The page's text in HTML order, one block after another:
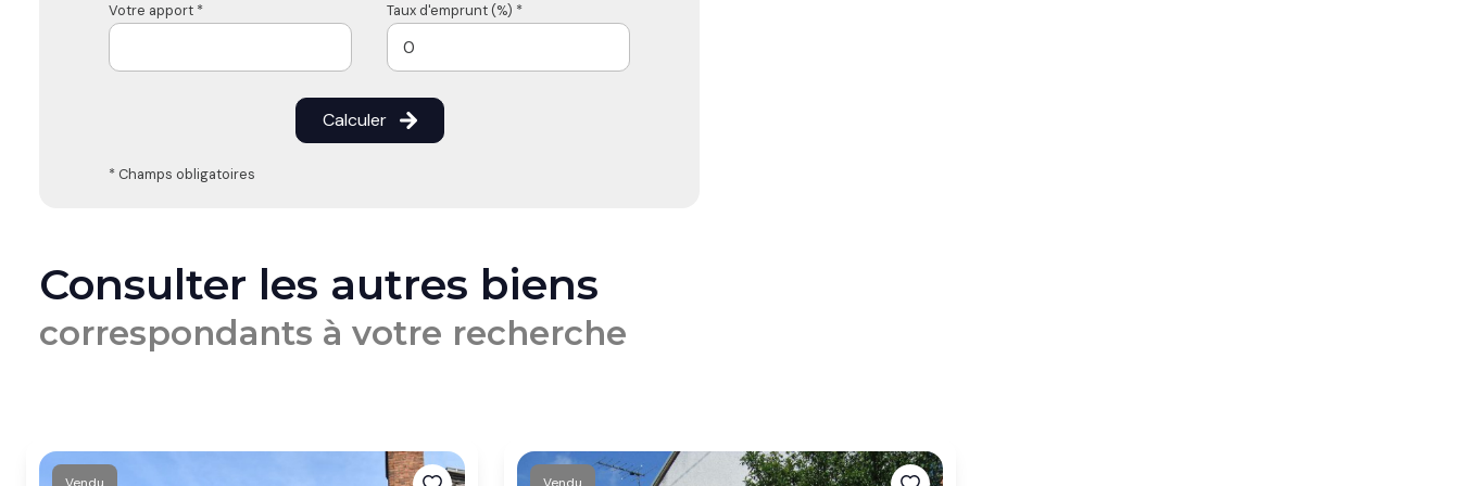
Votre apport * Taux d'emprunt (%) *
Calculer
* Champs obligatoires
Consulter les autres biens
correspondants à votre recherche